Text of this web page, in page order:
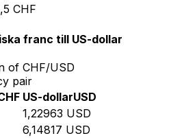
CHF
franc till US-dollar
of CHF/USD
pair
US-dollarUSD
1,22963 USD
6,14817 USD